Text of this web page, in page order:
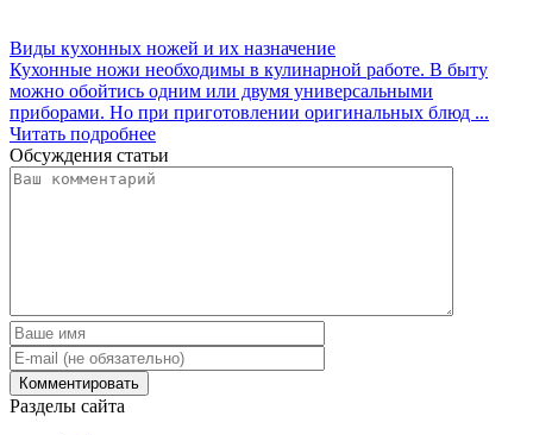
Виды кухонных ножей и их назначение
Кухонные ножи необходимы в кулинарной работе. В быту
можно обойтись одним или двумя универсальными
приборами. Но при приготовлении оригинальных блюд ...
Читать подробнее
Обсуждения статьи
Разделы сайта